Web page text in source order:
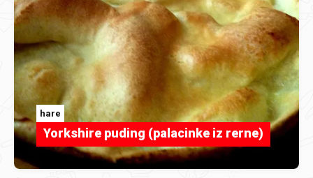
hare
Yorkshire puding (palacinke iz rerne)